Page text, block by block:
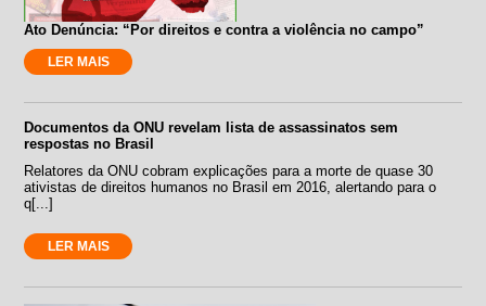
Ato Denúncia: “Por direitos e contra a violência no campo”
LER MAIS
Documentos da ONU revelam lista de assassinatos sem
respostas no Brasil
Relatores da ONU cobram explicações para a morte de quase 30
ativistas de direitos humanos no Brasil em 2016, alertando para o
q[...]
LER MAIS